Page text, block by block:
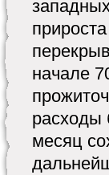
начале
расходы
месяц